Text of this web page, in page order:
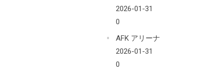
2026-01-31
0
AFK アリーナ
2026-01-31
0